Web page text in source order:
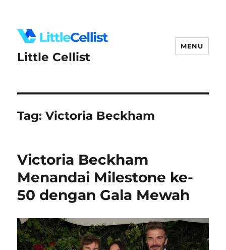
Little Cellist
MENU
Tag:Victoria Beckham
Victoria Beckham
Menandai Milestone ke-
50 dengan Gala Mewah